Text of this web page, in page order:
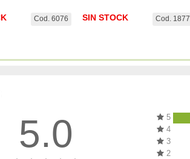
Cod. 6076 Cod. 1877
SIN STOCK
5.0
5
4
3
2